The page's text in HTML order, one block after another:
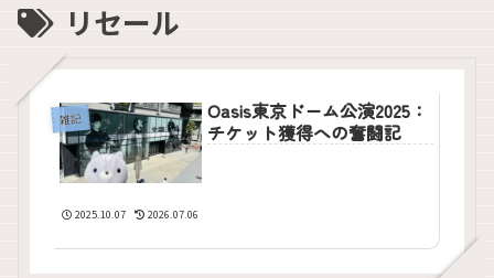
リセール
雑記
Oasis東京ドーム公演2025：
チケット獲得への奮闘記
2025.10.07 2026.07.06